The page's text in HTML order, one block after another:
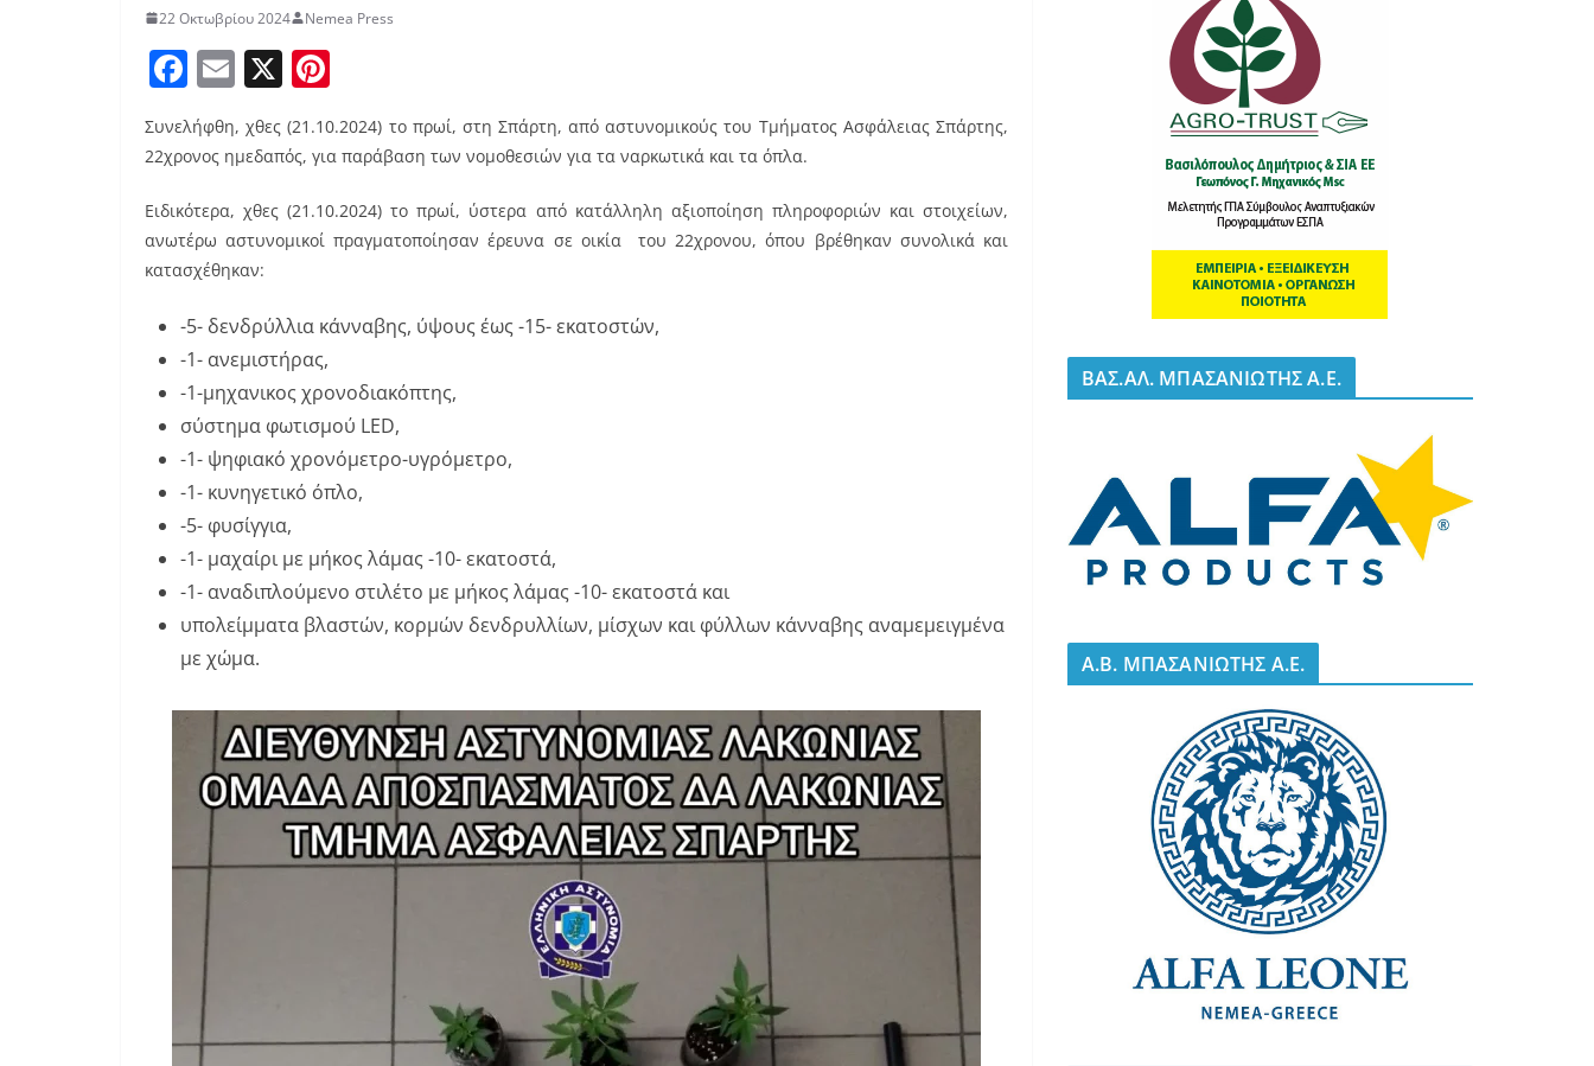
22 Οκτωβρίου 2024 Nemea Press
F
a
c
b
o
o
k
E
m
ai
l
X
er
st
Συνελήφθη, χθες (21.10.2024) το πρωί, στη Σπάρτη, από αστυνομικούς του Τμήματος Ασφάλειας Σπάρτης,
22χρονος ημεδαπός, για παράβαση των νομοθεσιών για τα ναρκωτικά και τα όπλα.
Ειδικότερα, χθες (21.10.2024) το πρωί, ύστερα από κατάλληλη αξιοποίηση πληροφοριών και στοιχείων,
ανωτέρω αστυνομικοί πραγματοποίησαν έρευνα σε οικία του 22χρονου, όπου βρέθηκαν συνολικά και
κατασχέθηκαν:
-5- δενδρύλλια κάνναβης, ύψους έως -15- εκατοστών,
-1- ανεμιστήρας,
-1-μηχανικος χρονοδιακόπτης,
σύστημα φωτισμού LED,
-1- ψηφιακό χρονόμετρο-υγρόμετρο,
-1- κυνηγετικό όπλο,
-5- φυσίγγια,
-1- μαχαίρι με μήκος λάμας -10- εκατοστά,
-1- αναδιπλούμενο στιλέτο με μήκος λάμας -10- εκατοστά και
υπολείμματα βλαστών, κορμών δενδρυλλίων, μίσχων και φύλλων κάνναβης αναμεμειγμένα
με χώμα.
BΑΣ.ΑΛ. ΜΠΑΣΑΝΙΩΤΗΣ Α.Ε.
A.B. ΜΠΑΣΑΝΙΩΤΗΣ Α.Ε.